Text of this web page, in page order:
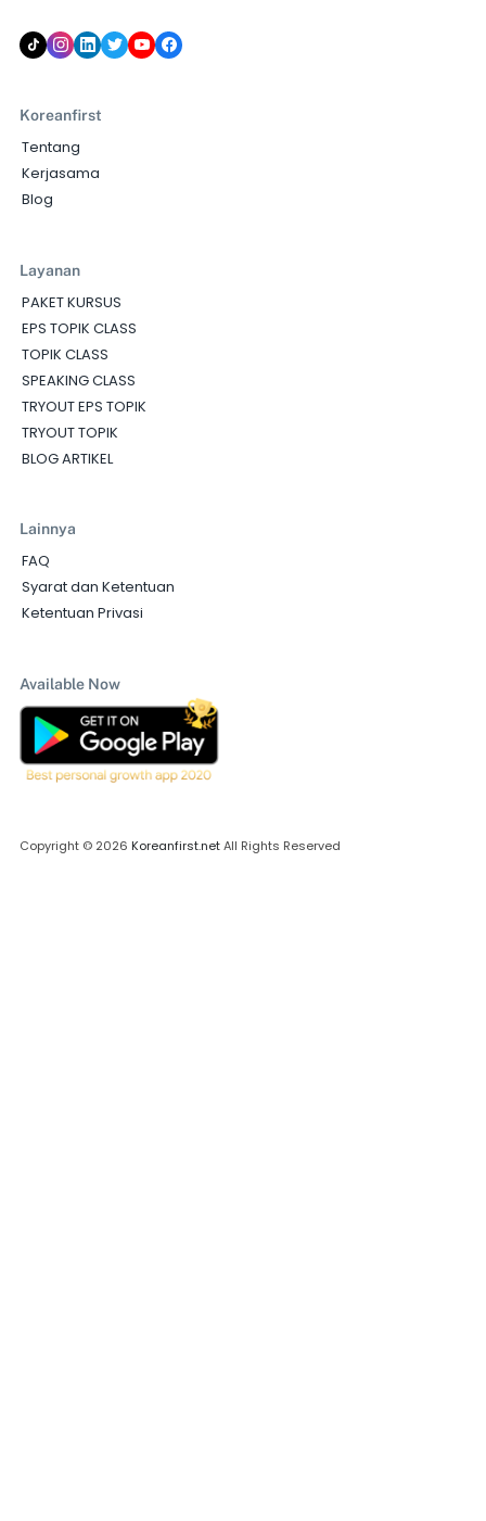
Koreanfirst
Tentang
Kerjasama
Blog
Layanan
PAKET KURSUS
EPS TOPIK CLASS
TOPIK CLASS
SPEAKING CLASS
TRYOUT EPS TOPIK
TRYOUT TOPIK
BLOG ARTIKEL
Lainnya
FAQ
Syarat dan Ketentuan
Ketentuan Privasi
Available Now
Copyright © 2026 Koreanfirst.netAll Rights Reserved